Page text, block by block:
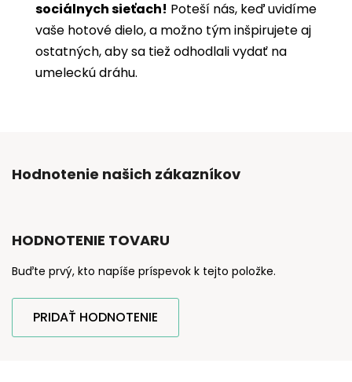
sociálnych sieťach! Poteší nás, keď uvidíme
vaše hotové dielo, a možno tým inšpirujete aj
ostatných, aby sa tiež odhodlali vydať na
umeleckú dráhu.
Hodnotenie našich zákazníkov
HODNOTENIE TOVARU
Buďte prvý, kto napíše príspevok k tejto položke.
PRIDAŤ HODNOTENIE